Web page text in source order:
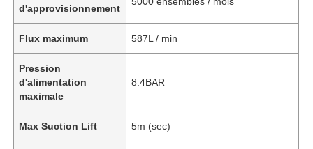
d'approvisionnement
Flux maximum 587L / min
Pression
d'alimentation
maximale
8.4BAR
Max Suction Lift 5m (sec)